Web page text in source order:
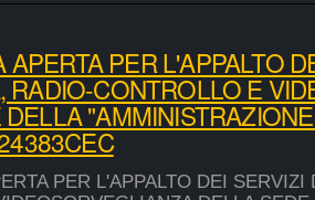
APERTA PER L'APPALTO
RADIO-CONTROLLO E
PER L'APPALTO DEI